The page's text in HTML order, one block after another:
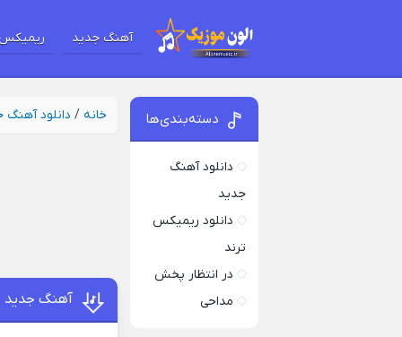
آهنگ جدید
خانه / دانلود آهنگ
آهنگ جدید
دسته‌بندی‌ها
دانلود آهنگ
جدید
دانلود ریمیکس
ترند
در انتظار پخش
مداحی